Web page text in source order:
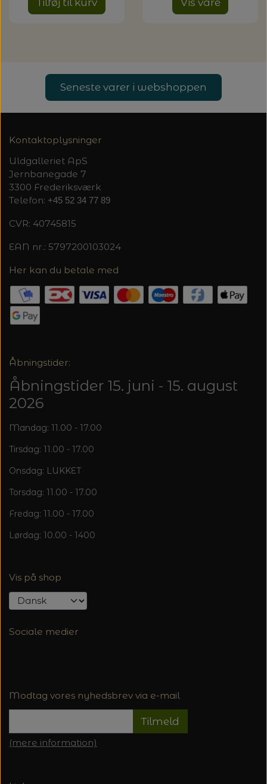
Seneste varer i webshoppen
Kontaktoplysninger
Uldgalleriet ApS
Jernbanegade 7
3300 Frederiksværk
Telefon: +45 52 34 77 89
CVR: 40745815
EAN nr.: 5797200103024
Her kan du betale med
Åbningstider:
Åbningstider 15. juni - 15. august
2026
Mandag: 11.00 - 17.00
Tirsdag: 11.00 - 17.00
Onsdag: LUKKET
Torsdag: 11.00 - 17.00
Fredag: 11.00 - 17.00
Lørdag: 10.00 - 1400
Vis på shop
Sociale medier
Modtag vores nyhedsbrev via e-mail
Tilmeld
(mere information)